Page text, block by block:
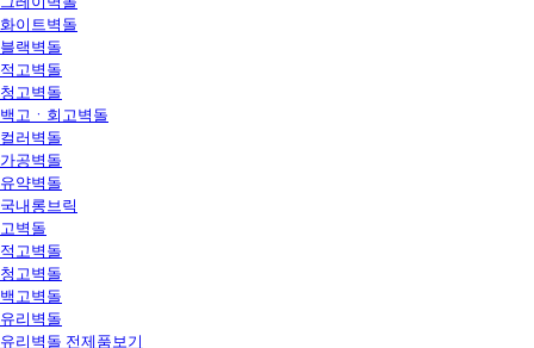
화이트벽돌
블랙벽돌
적고벽돌
청고벽돌
백고ㆍ회고벽돌
컬러벽돌
가공벽돌
유약벽돌
국내롱브릭
고벽돌
적고벽돌
청고벽돌
백고벽돌
유리벽돌
유리벽돌 전제품보기